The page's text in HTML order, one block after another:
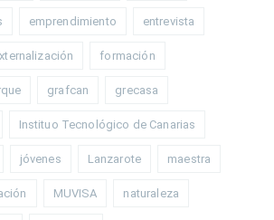
emprendimiento entrevista
formación
grafcan grecasa
Instituo Tecnológico de Canarias
jóvenes Lanzarote maestra
MUVISA naturaleza